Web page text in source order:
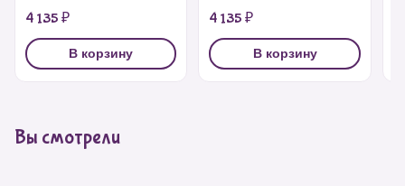
4 135 ₽
В корзину
4 135 ₽
В корзину
Вы смотрели